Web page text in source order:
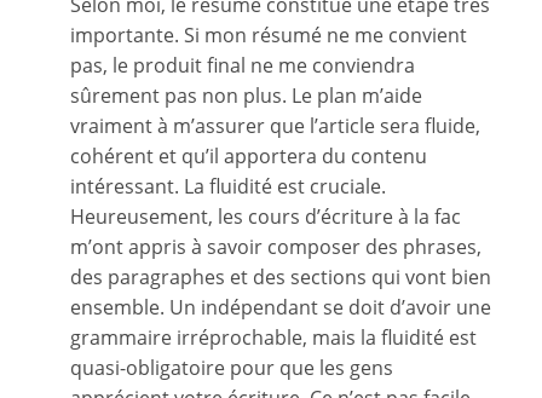
importante. Si mon résumé ne me convient
pas, le produit final ne me conviendra
sûrement pas non plus. Le plan m’aide
vraiment à m’assurer que l’article sera fluide,
cohérent et qu’il apportera du contenu
intéressant. La fluidité est cruciale.
Heureusement, les cours d’écriture à la fac
m’ont appris à savoir composer des phrases,
des paragraphes et des sections qui vont bien
ensemble. Un indépendant se doit d’avoir une
grammaire irréprochable, mais la fluidité est
quasi-obligatoire pour que les gens